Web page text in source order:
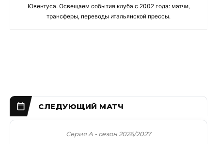
Ювентуса. Освещаем события клуба с 2002 года: матчи,
трансферы, переводы итальянской прессы.
Серия А - сезон 2026/2027